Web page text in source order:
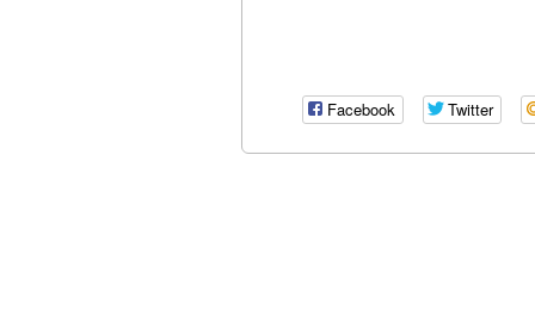
Facebook Twitter